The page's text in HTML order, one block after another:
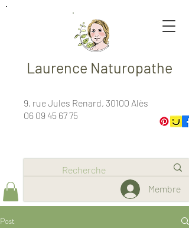
9, rue Jules Renard, 30100 Alès
06 09 45 67 75
Membre
Laurence Naturopathe
Post